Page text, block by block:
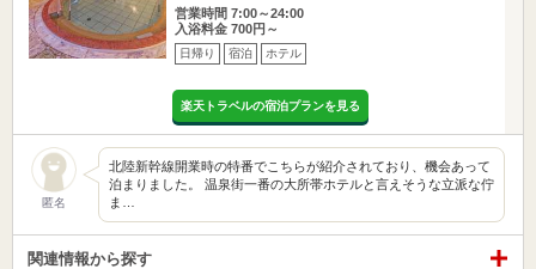
営業時間 7:00～24:00
入浴料金 700円～
日帰り 宿泊 ホテル
楽天トラベルの宿泊プランを見る
匿名
北陸新幹線開業時の特番でこちらが紹介されており、機会あって
泊まりました。 温泉街一番の大所帯ホテルと言えそうな立派な佇
ま…
関連情報から探す